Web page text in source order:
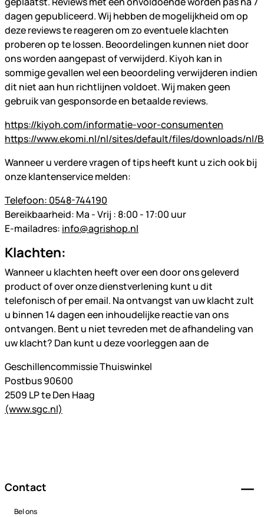
dagen gepubliceerd. Wij hebben de mogelijkheid om op
deze reviews te reageren om zo eventuele klachten
proberen op te lossen. Beoordelingen kunnen niet door
ons worden aangepast of verwijderd. Kiyoh kan in
sommige gevallen wel een beoordeling verwijderen indien
dit niet aan hun richtlijnen voldoet. Wij maken geen
gebruik van gesponsorde en betaalde reviews.
https://kiyoh.com/informatie-voor-consumenten
https://www.ekomi.nl/nl/sites/default/files/downloads/nl/
Wanneer u verdere vragen of tips heeft kunt u zich ook bij
onze klantenservice melden:
Telefoon: 0548-744190
Bereikbaarheid: Ma - Vrij : 8:00 - 17:00 uur
E-mailadres: info@agrishop.nl
Klachten:
Wanneer u klachten heeft over een door ons geleverd
product of over onze dienstverlening kunt u dit
telefonisch of per email. Na ontvangst van uw klacht zult
u binnen 14 dagen een inhoudelijke reactie van ons
ontvangen. Bent u niet tevreden met de afhandeling van
uw klacht? Dan kunt u deze voorleggen aan de
Geschillencommissie Thuiswinkel
Postbus 90600
2509 LP te Den Haag
(www.sgc.nl)
Contact
Bel ons